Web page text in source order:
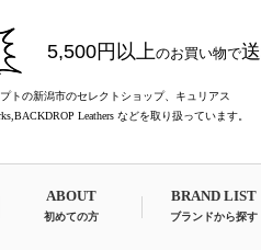
5,500円以上のお買い物で
トの新潟市のセレクトショップ、キュリアス
Leathers などを取り扱っています。
ABOUT
初めての方
BRAND LIST
ブランドから探す